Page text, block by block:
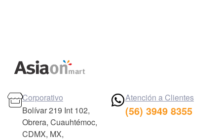
Corporativo
Bolívar 219 Int 102,
Obrera, Cuauhtémoc,
CDMX, MX,
Atención a Clientes
(56) 3949 8355